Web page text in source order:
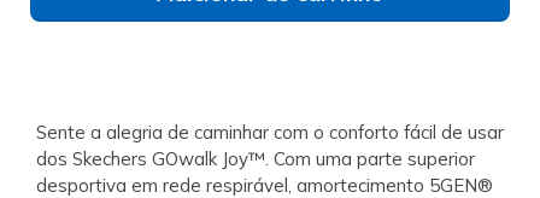
Sente a alegria de caminhar com o conforto fácil de usar
dos Skechers GOwalk Joy™. Com uma parte superior
desportiva em rede respirável, amortecimento 5GEN®